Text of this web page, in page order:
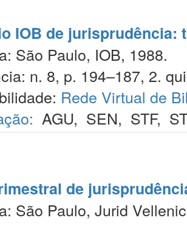
IOB de
São Paulo, IOB, 1988.
n. 8, p. 194–187, 2.
Rede Virtual de
AGU, SEN, STF,
de
São Paulo, Jurid